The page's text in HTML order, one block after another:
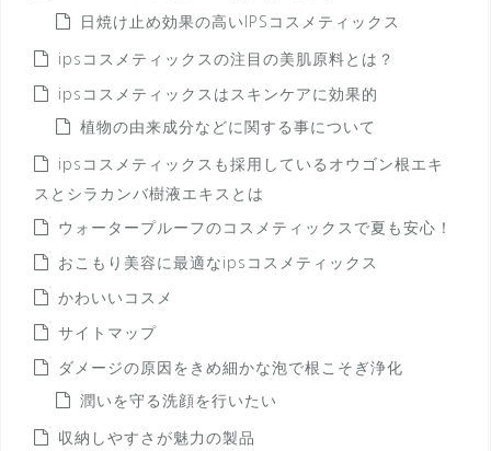
日焼け止め効果の高いIPSコスメティックス
ipsコスメティックスの注目の美肌原料とは？
ipsコスメティックスはスキンケアに効果的
植物の由来成分などに関する事について
ipsコスメティックスも採用しているオウゴン根エキ
スとシラカンバ樹液エキスとは
ウォータープルーフのコスメティックスで夏も安心！
おこもり美容に最適なipsコスメティックス
かわいいコスメ
サイトマップ
ダメージの原因をきめ細かな泡で根こそぎ浄化
潤いを守る洗顔を行いたい
収納しやすさが魅力の製品